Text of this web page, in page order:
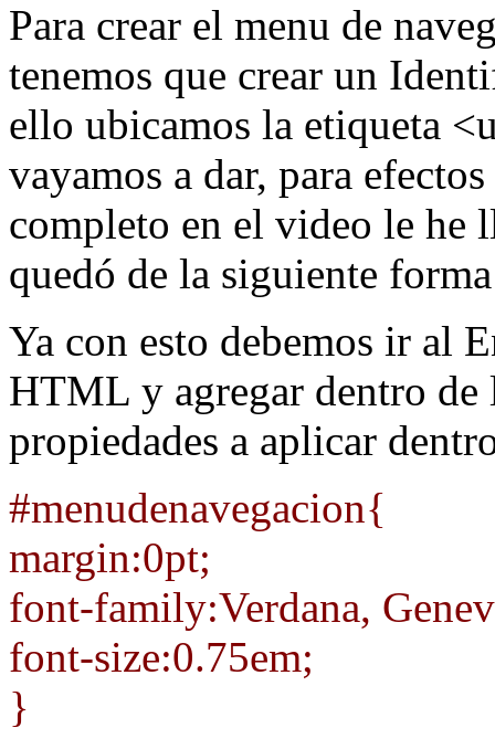
Para crear el menu de
tenemos que crear un
ello ubicamos la etiqueta
vayamos a dar, para
completo en el video le he
quedó de la siguiente
Ya con esto debemos ir al
HTML y agregar dentro de
propiedades a aplicar
#menudenavegacion{
margin:0pt;
font-family:Verdana,
font-size:0.75em;
}